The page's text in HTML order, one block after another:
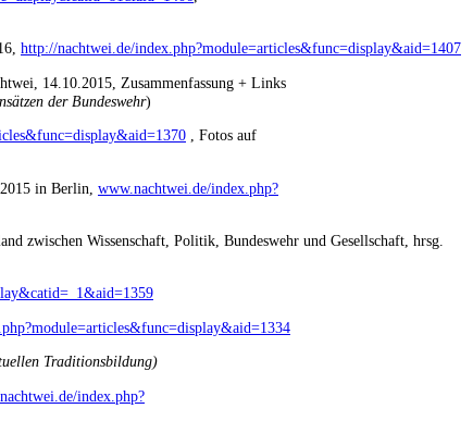
http://nachtwei.de/index.php?module=articles&func=display&aid=1407
14.10.2015, Zusammenfassung + Links
der Bundeswehr)
, Fotos auf
in Berlin, www.nachtwei.de/index.php?
zwischen Wissenschaft, Politik, Bundeswehr und Gesellschaft, hrsg.
Traditionsbildung)
index.php?